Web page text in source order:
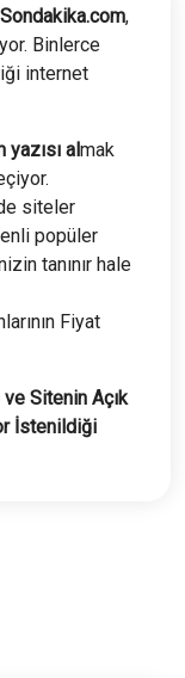
Sondakika.com,
Binlerce
internet
yazısı almak
siteler
popüler
tanınır hale
Fiyat
Sitenin Açık
İstenildiği